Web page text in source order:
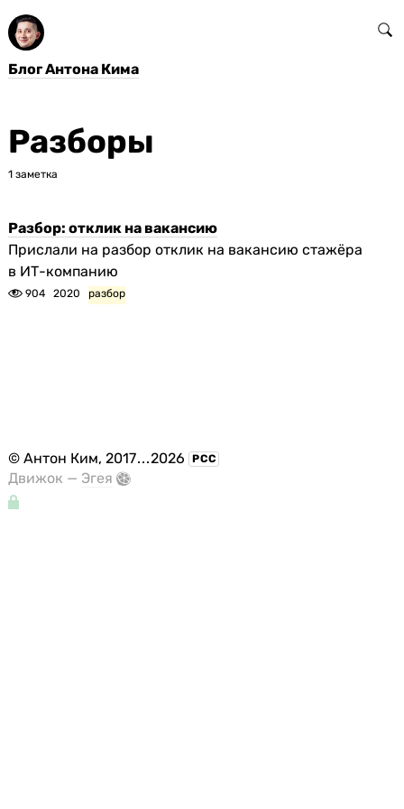
Блог Антона Кима
Разборы
1 заметка
Разбор: отклик на вакансию
Прислали на разбор отклик на вакансию стажёра
в ИТ-компанию
904 2020 разбор
© Антон Ким, 2017...2026 РСС
Движок — Эгея